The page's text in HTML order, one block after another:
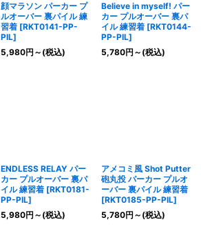
顔マラソン パーカー プ
ルオーバー 裏パイル 練
習着 [RKT0141-PP-
PIL]
5,980円 ～ (税込)
Believe in myself! パー
カー プルオーバー 裏パ
イル 練習着 [RKT0144-
PP-PIL]
5,780円 ～ (税込)
ENDLESS RELAY パー
カー プルオーバー 裏パ
イル 練習着 [RKT0181-
PP-PIL]
5,980円 ～ (税込)
アメコミ風 Shot Putter
砲丸投 パーカー プルオ
ーバー 裏パイル 練習着
[RKT0185-PP-PIL]
5,780円 ～ (税込)